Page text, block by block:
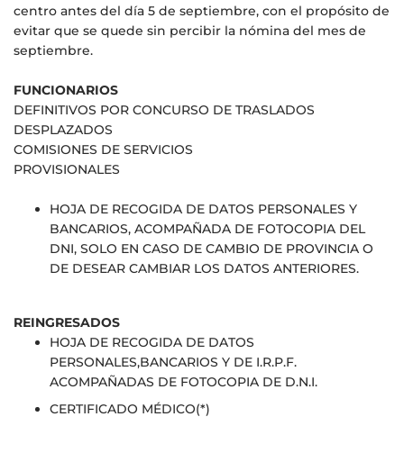
centro antes del día 5 de septiembre, con el propósito de
evitar que se quede sin percibir la nómina del mes de
septiembre.
FUNCIONARIOS
DEFINITIVOS POR CONCURSO DE TRASLADOS
DESPLAZADOS
COMISIONES DE SERVICIOS
PROVISIONALES
HOJA DE RECOGIDA DE DATOS PERSONALES Y
BANCARIOS, ACOMPAÑADA DE FOTOCOPIA DEL
DNI, SOLO EN CASO DE CAMBIO DE PROVINCIA O
DE DESEAR CAMBIAR LOS DATOS ANTERIORES.
REINGRESADOS
HOJA DE RECOGIDA DE DATOS
PERSONALES,BANCARIOS Y DE I.R.P.F.
ACOMPAÑADAS DE FOTOCOPIA DE D.N.I.
CERTIFICADO MÉDICO(*)